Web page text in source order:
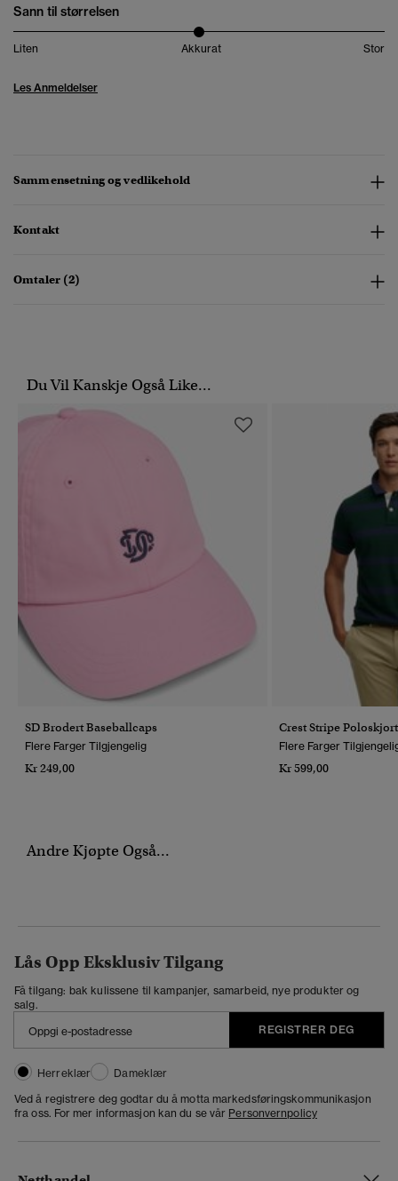
Sann til størrelsen
Liten Akkurat Stor
Les Anmeldelser
Sammensetning og vedlikehold
Kontakt
Omtaler (2)
Du Vil Kanskje Også Like...
SD Brodert Baseballcaps
Flere Farger Tilgjengelig
Kr 249,00
Crest Stripe
Flere Farger
Kr 599,00
Andre Kjøpte Også...
Lås Opp Eksklusiv Tilgang
Få tilgang: bak kulissene til kampanjer, samarbeid, nye produkter og
salg.
REGISTRER DEG
Herreklær
Dameklær
Ved å registrere deg godtar du å motta markedsføringskommunikasjon
fra oss. For mer informasjon kan du se vår Personvernpolicy